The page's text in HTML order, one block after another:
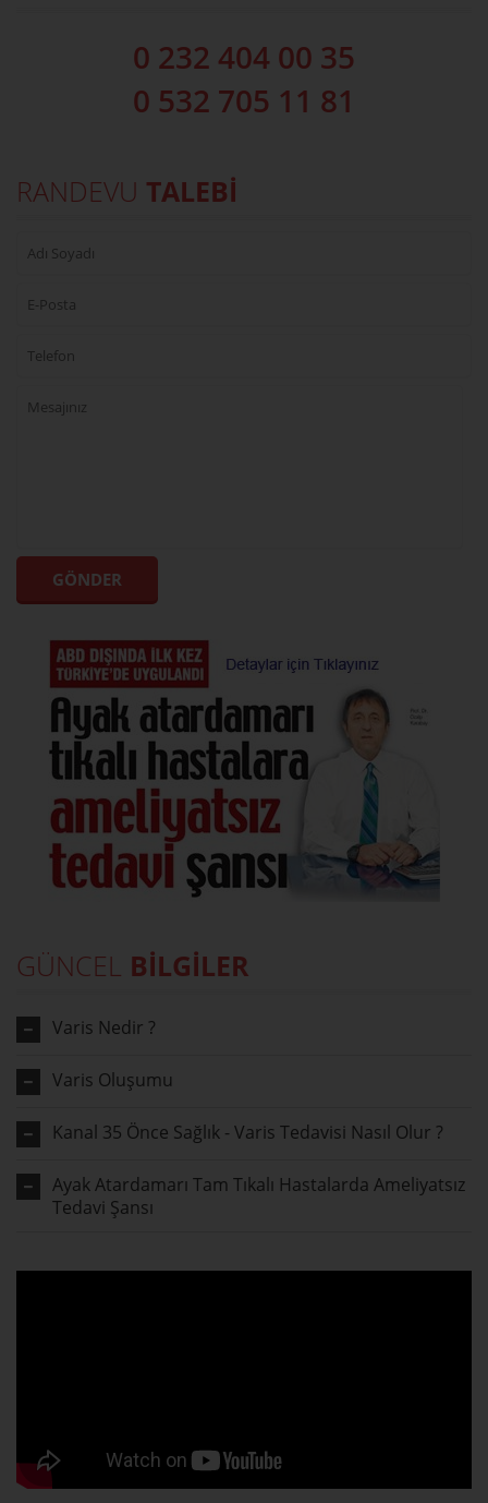
0 232 404 00 35
0 532 705 11 81
RANDEVU TALEBİ
GÜNCEL BİLGİLER
Varis Nedir ?
Varis Oluşumu
Kanal 35 Önce Sağlık - Varis Tedavisi Nasıl Olur ?
Ayak Atardamarı Tam Tıkalı Hastalarda Ameliyatsız
Tedavi Şansı